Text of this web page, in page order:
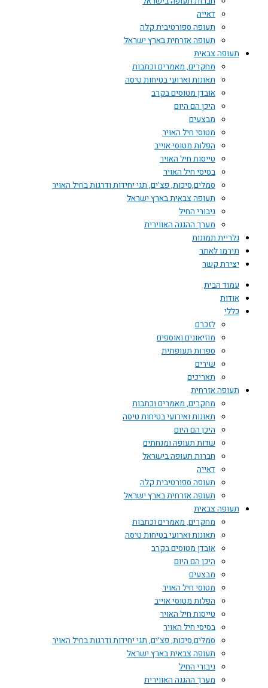
דאייה
תעופה ספורטיבית קלה
תעופה אזרחית בארץ ישראל
תעופה צבאית
מחקרים, מאמרים וכתבות
תאונות וארועי בטיחות טיסה
אובדן מטוסים בקרב
היכן הם היום
מבצעים
מטוסי חיל האויר
הפלות מטוסי אוייב
טייסות חיל האויר
בסיסי חיל האויר
סמלים,סיכות, פצ'ים, תגי יחידות ודרגות בחיל האויר
תעופה צבאית בארץ ישראל
גיבורי החיל
מערך ההגנה האווירית
גלריית תמונות
תירמו לאתר
יצירת קשר
עמוד הבית
אודות
כללי
לזכרם
מוזיאונים ואוספים
ספרות תעופתית
שירים
תאריכים
תעופה אזרחית
מחקרים, מאמרים וכתבות
תאונות ואירועי בטיחות טיסה
היכן הם היום
שדות תעופה ומנחתים
חברות תעופה בישראל
דאייה
תעופה ספורטיבית קלה
תעופה אזרחית בארץ ישראל
תעופה צבאית
מחקרים, מאמרים וכתבות
תאונות וארועי בטיחות טיסה
אובדן מטוסים בקרב
היכן הם היום
מבצעים
מטוסי חיל האויר
הפלות מטוסי אוייב
טייסות חיל האויר
בסיסי חיל האויר
סמלים,סיכות, פצ'ים, תגי יחידות ודרגות בחיל האויר
תעופה צבאית בארץ ישראל
גיבורי החיל
מערך ההגנה האווירית